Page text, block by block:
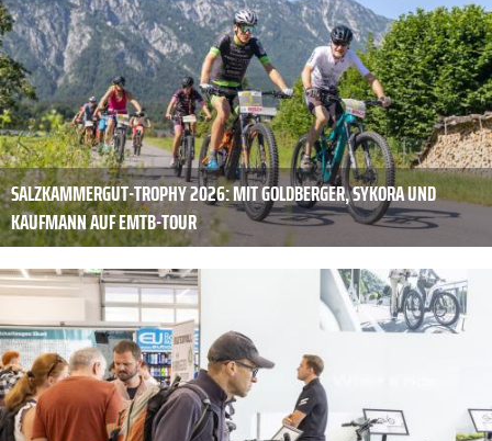
SALZKAMMERGUT-TROPHY 2026: MIT GOLDBERGER, SYKORA UND
KAUFMANN AUF EMTB-TOUR